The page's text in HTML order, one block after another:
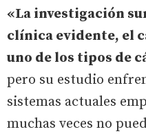
«La investigación
clínica evidente, el
uno de los tipos de
pero su estudio
sistemas actuales
muchas veces no